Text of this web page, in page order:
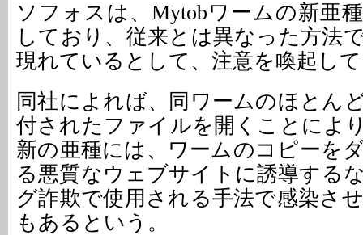
ソフォスは、Mytobワームの新亜
しており、従来とは異なった方法
現れているとして、注意を喚起し
同社によれば、同ワームのほとん
付されたファイルを開くことによ
新の亜種には、ワームのコピーを
る悪質なウェブサイトに誘導する
グ詐欺で使用される手法で感染さ
もあるという。